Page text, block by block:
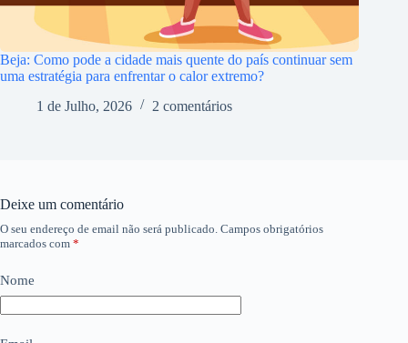
Beja: Como pode a cidade mais quente do país continuar sem
uma estratégia para enfrentar o calor extremo?
1 de Julho, 2026
2 comentários
Deixe um comentário
O seu endereço de email não será publicado. Campos obrigatórios
marcados com *
Nome